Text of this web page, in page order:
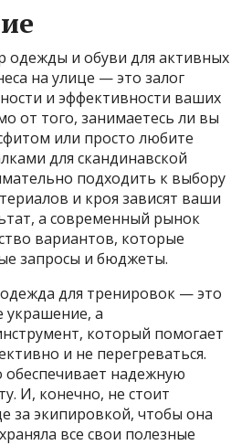
и обуви для активных
на улице — это залог
и эффективности ваших
от того, занимаетесь ли вы
или просто любите
для скандинавской
подходить к выбору
и кроя зависят ваши
а современный рынок
вариантов, которые
запросы и бюджеты.
для тренировок — это
украшение, а
который помогает
и не перегреваться.
надежную
И, конечно, не стоит
за экипировкой, чтобы она
все свои полезные